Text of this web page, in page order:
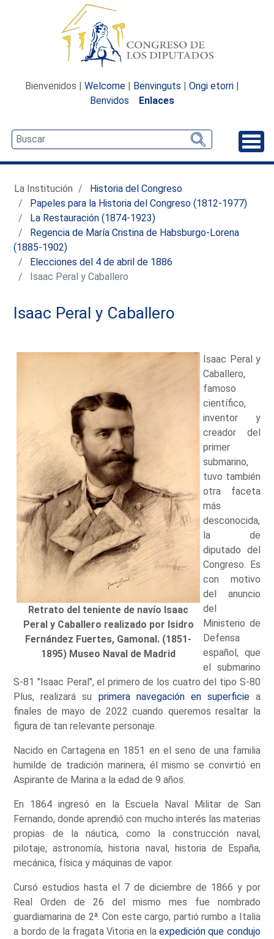
Bienvenidos | Welcome | Benvinguts | Ongi etorri |
Benvidos
Enlaces
La Institución
Historia del Congreso
Papeles para la Historia del Congreso (1812-1977)
La Restauración (1874-1923)
Regencia de María Cristina de Habsburgo-Lorena
(1885-1902)
Elecciones del 4 de abril de 1886
Isaac Peral y Caballero
Isaac Peral y Caballero
Retrato del teniente de navío Isaac
Peral y Caballero realizado por Isidro
Fernández Fuertes, Gamonal. (1851-
1895) Museo Naval de Madrid
Isaac Peral y
Caballero,
famoso
científico,
inventor y
creador del
primer
submarino,
tuvo también
otra faceta
más
desconocida,
la de
diputado del
Congreso. Es
con motivo
del anuncio
del
Ministerio de
Defensa
español, que
el submarino
S-81 "Isaac Peral", el primero de los cuatro del tipo S-80
Plus, realizará su primera navegación en superficiea
finales de mayo de 2022 cuando queremos resaltar la
figura de tan relevante personaje.
Nacido en Cartagena en 1851 en el seno de una familia
humilde de tradición marinera, él mismo se convirtió en
Aspirante de Marina a la edad de 9 años.
En 1864 ingresó en la Escuela Naval Militar de San
Fernando, donde aprendió con mucho interés las materias
propias de la náutica, como la construcción naval,
pilotaje, astronomía, historia naval, historia de España,
mecánica, física y máquinas de vapor.
Cursó estudios hasta el 7 de diciembre de 1866 y por
Real Orden de 26 del mismo mes fue nombrado
guardiamarina de 2ª. Con este cargo, partió rumbo a Italia
a bordo de la fragata Vitoria en laexpedición que condujo